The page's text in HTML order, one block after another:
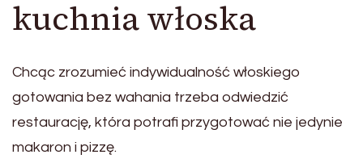
kuchnia włoska
Chcąc zrozumieć indywidualność włoskiego
gotowania bez wahania trzeba odwiedzić
restaurację, która potrafi przygotować nie jedynie
makaron i pizzę.